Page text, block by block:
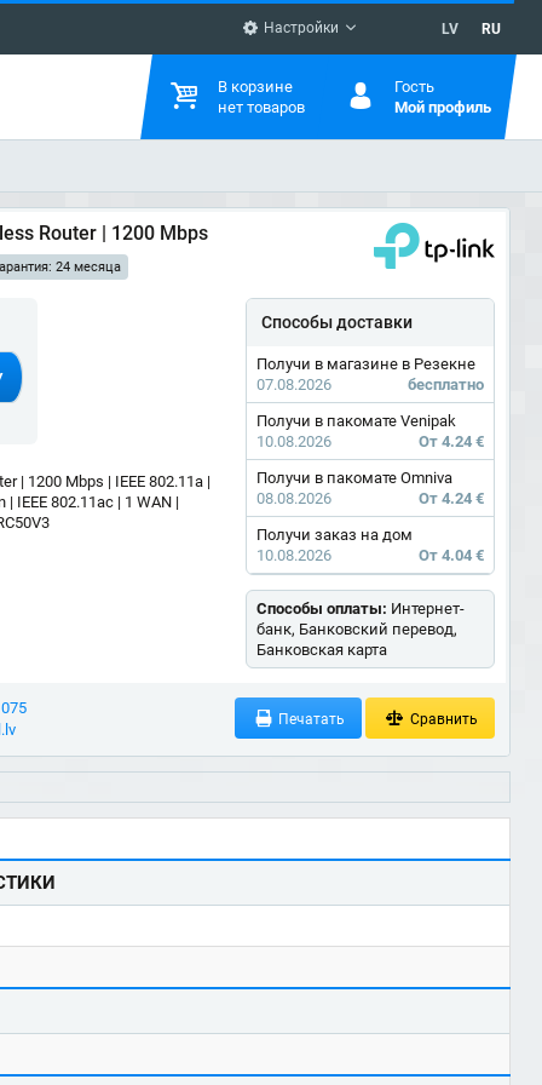
Настройки LV RU
В корзине
нет товаров
Гость
Мой профиль
Router | 1200 Mbps
24 месяца
| 1200 Mbps | IEEE 802.11a |
| IEEE 802.11ac | 1 WAN |
Способы доставки
Получи в магазине в Резекне
07.08.2026
бесплатно
Получи в пакомате Venipak
10.08.2026
От 4.24 €
Получи в пакомате Omniva
08.08.2026
От 4.24 €
Получи заказ на дом
10.08.2026
От 4.04 €
Способы оплаты: Интернет-
банк, Банковский перевод,
Банковская карта
Печатать Сравнить